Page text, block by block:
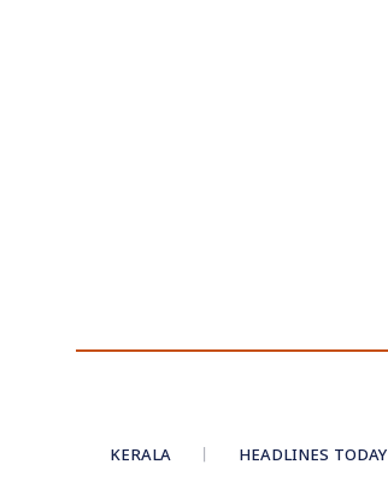
KERALA HEADLINES TODAY